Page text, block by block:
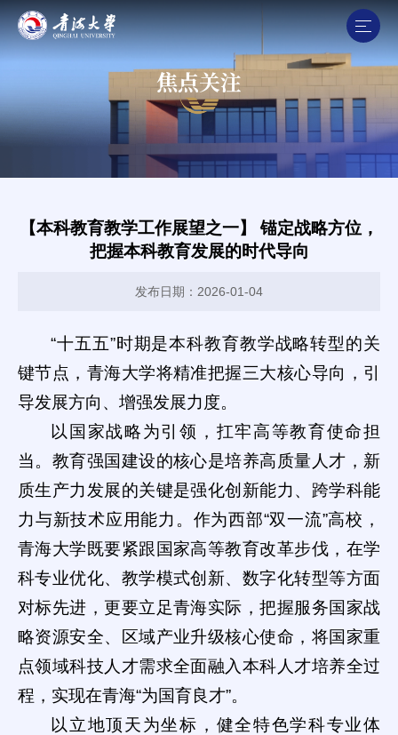
焦点关注
【本科教育教学工作展望之一】 锚定战略方位，
把握本科教育发展的时代导向
发布日期：2026-01-04
“十五五”时期是本科教育教学战略转型的关
键节点，青海大学将精准把握三大核心导向，引
导发展方向、增强发展力度。
以国家战略为引领，扛牢高等教育使命担
当。教育强国建设的核心是培养高质量人才，新
质生产力发展的关键是强化创新能力、跨学科能
力与新技术应用能力。作为西部“双一流”高校，
青海大学既要紧跟国家高等教育改革步伐，在学
科专业优化、教学模式创新、数字化转型等方面
对标先进，更要立足青海实际，把握服务国家战
略资源安全、区域产业升级核心使命，将国家重
点领域科技人才需求全面融入本科人才培养全过
程，实现在青海“为国育良才”。
以立地顶天为坐标，健全特色学科专业体